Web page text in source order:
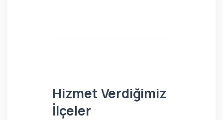
Hizmet Verdiğimiz
İlçeler